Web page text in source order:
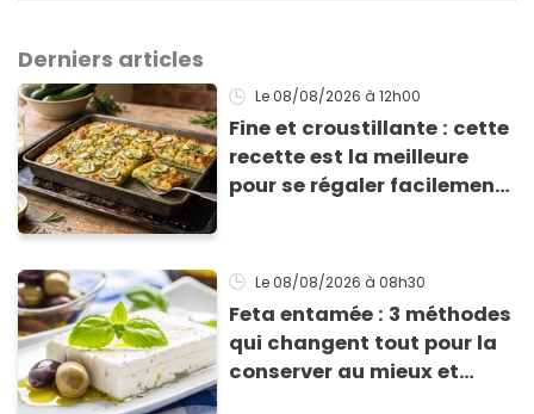
Derniers articles
Le 08/08/2026 à 12h00
Fine et croustillante : cette
recette est la meilleure
pour se régaler facilement
Le 08/08/2026 à 08h30
Feta entamée : 3 méthodes
qui changent tout pour la
conserver au mieux et